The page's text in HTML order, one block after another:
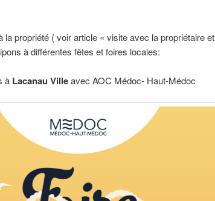
la propriété ( voir article « visite avec la propriétaire et
à différentes fêtes et foires locales:
à Lacanau Villeavec AOC Médoc- Haut-Médoc